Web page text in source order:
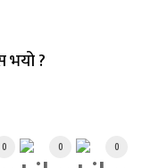
भयो ?
0 0 0